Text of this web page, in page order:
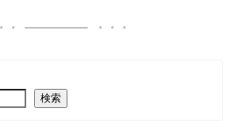
検索